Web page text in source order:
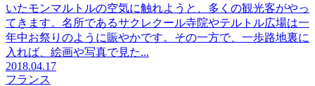
いたモンマルトルの空気に触れようと、多くの観光客がやっ
てきます。名所であるサクレクール寺院やテルトル広場は一
年中お祭りのように賑やかです。その一方で、一歩路地裏に
入れば、絵画や写真で見た...
2018.04.17
フランス